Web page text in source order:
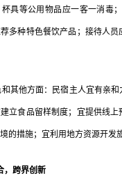
具等公用物品应一客一消毒
多种特色餐饮产品；接待人
其他方面：民宿主人宜有亲和
立食品留样制度；宜提供线
的措施；宜利用地方资源开发
跨界创新